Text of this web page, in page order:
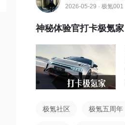
2026-05-29 · 极氪001
神秘体验官打卡极氪家
极氪社区 极氪五周年